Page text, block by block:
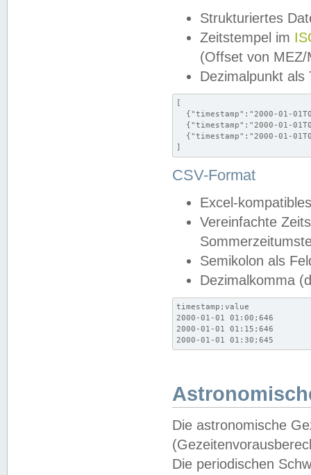
Strukturiertes
Zeitstempel im
(Offset von MEZ/
Dezimalpunkt als
[
{"timestamp":"2000-01-
{"timestamp":"2000-01-
{"timestamp":"2000-01-
]
CSV-Format
Excel-
Vereinfachte
Semikolon als
Dezimalkomma
timestamp;value
2000-01-01 01:00;646
2000-01-01 01:15;646
2000-01-01 01:30;645
Die astronomische
Die periodischen